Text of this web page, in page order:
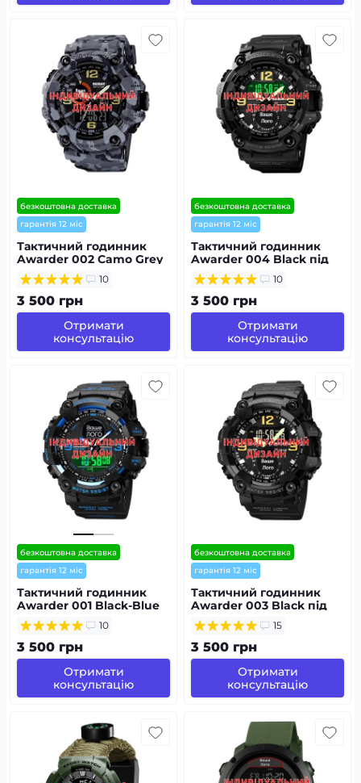
безкоштовна доставка
гарантія 12 міс
Тактичний годинник
Awarder 002 Camo Grey
під Індивідуальний
дизайн,
водонепроникний,
будильник
10
3 500 грн
Отримати
консультацію
безкоштовна доставка
гарантія 12 міс
Тактичний годинник
Awarder 004 Black під
Індивідуальний дизайн,
водонепроникний,
будильник
10
3 500 грн
Отримати
консультацію
безкоштовна доставка
гарантія 12 міс
Тактичний годинник
Awarder 001 Black-Blue
під Індивідуальний
дизайн,
водонепроникний,
будильник
10
3 500 грн
Отримати
консультацію
безкоштовна доставка
гарантія 12 міс
Тактичний годинник
Awarder 003 Black під
Індивідуальний дизайн,
водонепроникний,
будильник
15
3 500 грн
Отримати
консультацію